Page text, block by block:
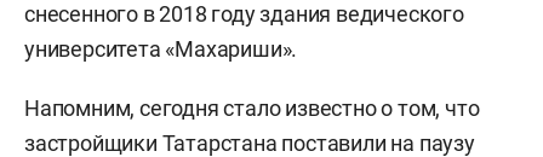
снесенного в 2018 году здания ведического
университета «Махариши».
Напомним, сегодня стало известно о том, что
застройщики Татарстана поставили на паузу